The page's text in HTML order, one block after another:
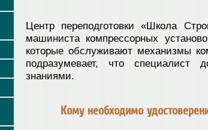
Центр переподготовки «Школа
машиниста компрессорных
которые обслуживают механизмы
подразумевает, что специалист
знаниями.
Кому необходимо